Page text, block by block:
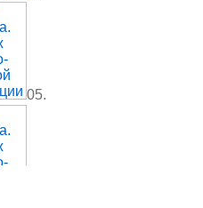
05.